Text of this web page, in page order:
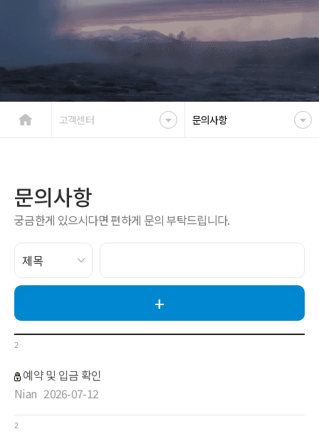
고객센터 문의사항
문의사항
궁금한게 있으시다면 편하게 문의 부탁드립니다.
2
예약 및 입금 확인
Nian 2026-07-12
2